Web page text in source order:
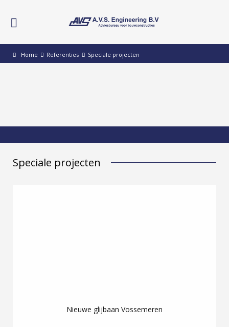
Home Referenties Speciale projecten
Speciale projecten
Nieuwe glijbaan Vossemeren